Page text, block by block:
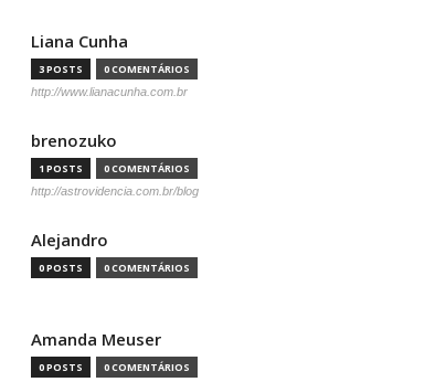
Liana Cunha
3 POSTS 0 COMENTÁRIOS
http://www.lianacunha.com.br
brenozuko
1 POSTS 0 COMENTÁRIOS
http://astrovidencia.com.br/blog
Alejandro
0 POSTS 0 COMENTÁRIOS
Amanda Meuser
0 POSTS 0 COMENTÁRIOS